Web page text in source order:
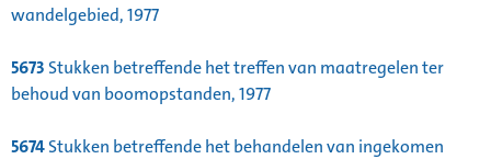
wandelgebied, 1977
5673 Stukken betreffende het treffen van maatregelen ter
behoud van boomopstanden, 1977
5674Stukken betreffende het behandelen van ingekomen